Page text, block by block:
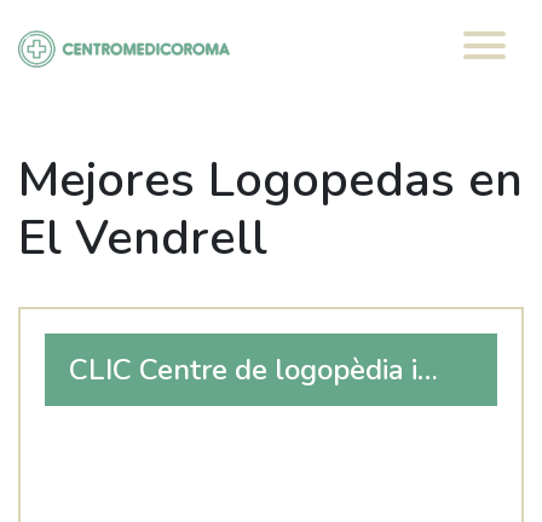
contenido
Mejores Logopedas en
El Vendrell
CLIC Centre de logopèdia i